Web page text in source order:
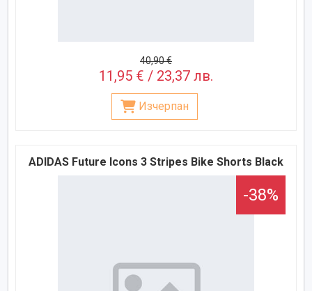
40,90 €
11,95 € / 23,37 лв.
Изчерпан
ADIDAS Future Icons 3 Stripes Bike Shorts Black
-38%